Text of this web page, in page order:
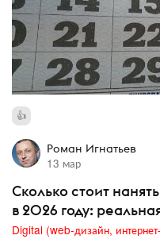
Роман Игнатьев
13 мар
Сколько стоит
в 2026 году: